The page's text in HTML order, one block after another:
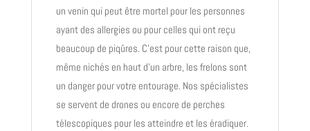
un venin qui peut être mortel pour les personnes
ayant des allergies ou pour celles qui ont reçu
beaucoup de piqûres. C’est pour cette raison que,
même nichés en haut d’un arbre, les frelons sont
un danger pour votre entourage. Nos spécialistes
se servent de drones ou encore de perches
télescopiques pour les atteindre et les éradiquer.